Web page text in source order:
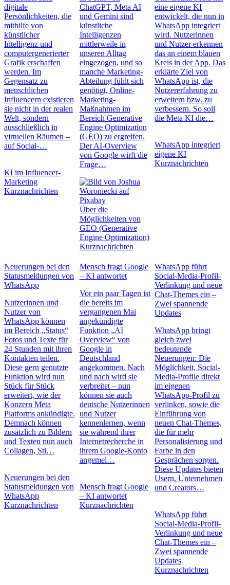
digitale
Persönlichkeiten, die
mithilfe von
künstlicher
Intelligenz und
computergenerierter
Grafik erschaffen
werden. Im
Gegensatz zu
menschlichen
Influencern existieren
sie nicht in der realen
Welt, sondern
ausschließlich in
virtuellen Räumen –
auf Social-…
KI im Influencer-
Marketing
Kurznachrichten
ChatGPT, Meta AI
und Gemini sind
künstliche
Intelligenzen
mittlerweile in
unseren Alltag
eingezogen, und so
manche Marketing-
Abteilung fühlt sich
genötigt, Online-
Marketing-
Maßnahmen im
Bereich Generative
Engine Optimization
(GEO) zu ergreifen.
Der AI-Overview
von Google wirft die
Frage…
Über die
Möglichkeiten von
GEO (Generative
Engine Optimization)
Kurznachrichten
eine eigene KI
entwickelt, die nun in
WhatsApp integriert
wird. Nutzerinnen
und Nutzer erkennen
das an einem blauen
Kreis in der App. Das
erklärte Ziel von
WhatsApp ist, die
Nutzererfahrung zu
erweitern bzw. zu
verbessern. So soll
die Meta KI die…
WhatsApp integriert
eigene KI
Kurznachrichten
Neuerungen bei den
Statusmeldungen von
WhatsApp
Nutzerinnen und
Nutzer von
WhatsApp können
im Bereich „Status“
Fotos und Texte für
24 Stunden mit ihren
Kontakten teilen.
Diese gern genutzte
Funktion wird nun
Stück für Stück
erweitert, wie der
Konzern Meta
Platforms ankündigte.
Demnach können
zusätzlich zu Bildern
und Texten nun auch
Collagen, Sti…
Neuerungen bei den
Statusmeldungen von
WhatsApp
Kurznachrichten
Mensch fragt Google
– KI antwortet
Vor ein paar Tagen ist
die bereits im
vergangenen Mai
angekündigte
Funktion „AI
Overview“ von
Google in
Deutschland
angekommen. Nach
und nach wird sie
verbreitet – nun
können sie auch
deutsche Nutzerinnen
und Nutzer
kennenlernen, wenn
sie während ihrer
Internetrecherche in
ihrem Google-Konto
angemel…
Mensch fragt Google
– KI antwortet
Kurznachrichten
WhatsApp führt
Social-Media-Profil-
Verlinkung und neue
Chat-Themes ein –
Zwei spannende
Updates
WhatsApp bringt
gleich zwei
bedeutende
Neuerungen: Die
Möglichkeit, Social-
Media-Profile direkt
im eigenen
WhatsApp-Profil zu
verlinken, sowie die
Einführung von
neuen Chat-Themes,
die für mehr
Personalisierung und
Farbe in den
Gesprächen sorgen.
Diese Updates bieten
Usern, Unternehmen
und Creators…
WhatsApp führt
Social-Media-Profil-
Verlinkung und neue
Chat-Themes ein –
Zwei spannende
Updates
Kurznachrichten